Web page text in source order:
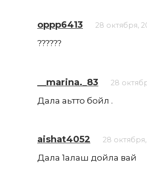
oppp6413 28 октября,
??????
__marina._83 28
Дала аьтто бойл .
aishat4052 28
Дала 1алаш дойла вай